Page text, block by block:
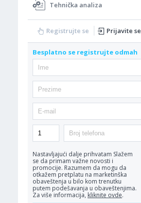
Tehnička analiza
Registrujte se Prijavite se
Besplatno se registrujte odmah
Nastavljajući dalje prihvatam Slažem
se da primam važne novosti i
promocije. Razumem da mogu da
otkažem pretplatu na marketinška
obaveštenja u bilo kom trenutku
putem podešavanja u obaveštenjima.
Za više informacija, kliknite ovde.